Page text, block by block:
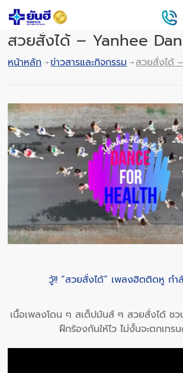
สวยสั่งได้ – Yanhee
หน้าหลัก ข่าวสารและกิจกรรม สวยสั่งได้
วู้!! “สวยสั่งได้” เพลงฮิตติดหู กำ
เนื้อเพลงโดน ๆ สเต็ปมันส์ ๆ สวยสั่งได้ ช
ฝึกร้องกันให้ไว ไม่งั้นจะตกเทรน